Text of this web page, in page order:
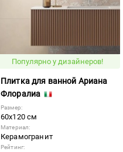
Популярно у дизайнеров!
Плитка для ванной Ариана
Флоралиа
Размер:
60x120 см
Материал:
Керамогранит
Рейтинг: